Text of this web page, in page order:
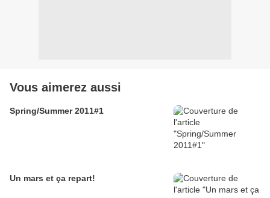
Vous aimerez aussi
Spring/Summer 2011#1
Un mars et ça repart!